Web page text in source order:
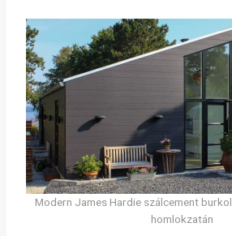
Modern James Hardie szálcement
homlokzatán